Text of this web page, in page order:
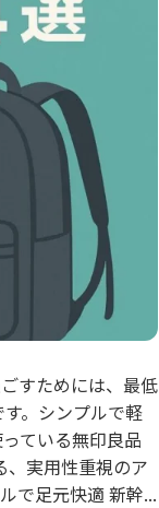
すためには、最低
。シンプルで軽
ている無印良品
、実用性重視のア
で足元快適 新幹...